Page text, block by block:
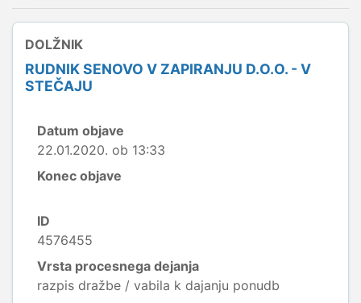
DOLŽNIK
RUDNIK SENOVO V ZAPIRANJU D.O.O. - V
STEČAJU
Datum objave
22.01.2020. ob 13:33
Konec objave
ID
4576455
Vrsta procesnega dejanja
razpis dražbe / vabila k dajanju ponudb